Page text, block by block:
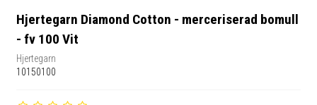
Hjertegarn Diamond Cotton - merceriserad bomull
- fv 100 Vit
Hjertegarn
10150100